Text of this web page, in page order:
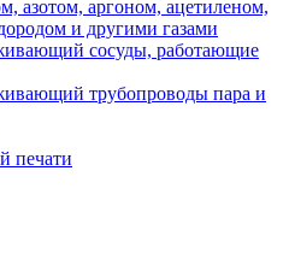
азотом, аргоном, ацетиленом,
и другими газами
сосуды, работающие
трубопроводы пара и
печати